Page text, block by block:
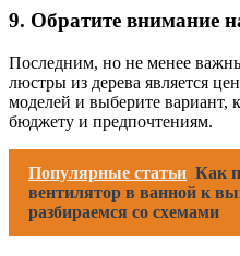
9. Обратите внимание
Последним, но не менее
люстры из дерева является
моделей и выберите вариант,
бюджету и предпочтениям.
Популярные статьи Как
вентилятор в ванной к
разбираемся со схемами